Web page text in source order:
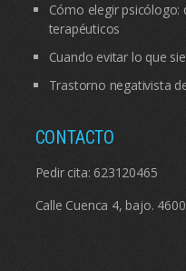
Cómo elegir psicólogo:
terapéuticos
Cuando evitar lo que
Trastorno negativista
CONTACTO
Pedir cita: 623120465
Calle Cuenca 4, bajo.